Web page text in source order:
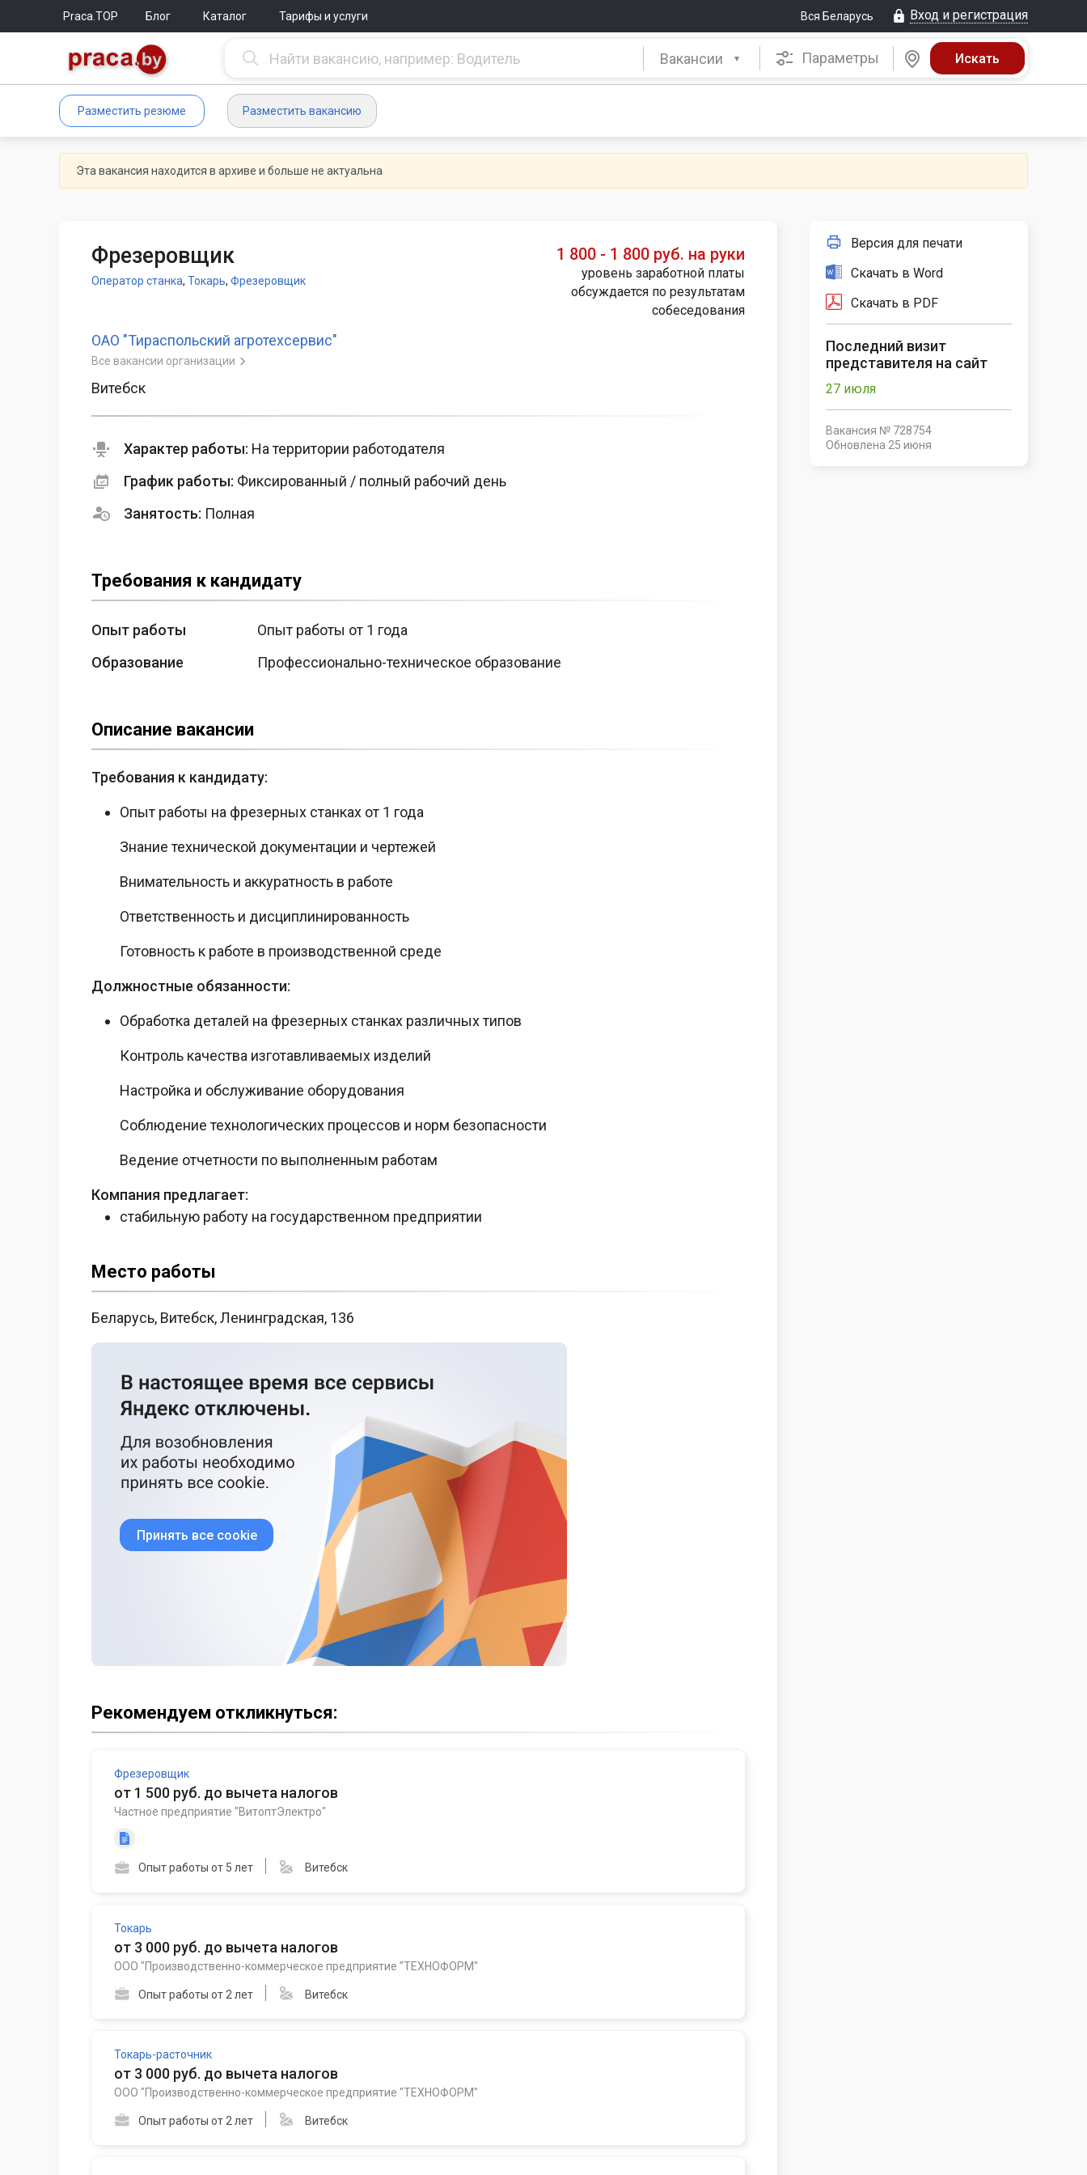
Praca.TOP Блог Каталог Тарифы и услуги Вся Беларусь Вход и регистрация
Вакансии Параметры
Разместить резюме Разместить вакансию
Эта вакансия находится в архиве и больше не актуальна
Фрезеровщик
Оператор станка, Токарь, Фрезеровщик
1 800 - 1 800 руб. на руки
уровень заработной платы
обсуждается по результатам
собеседования
ОАО "Тираспольский агротехсервис"
Все вакансии организации
Витебск
Характер работы: На территории работодателя
График работы: Фиксированный / полный рабочий день
Занятость: Полная
Требования к кандидату
Опыт работы
Опыт работы от 1 года
Образование
Профессионально-техническое образование
Описание вакансии
Требования к кандидату:
Опыт работы на фрезерных станках от 1 года
Знание технической документации и чертежей
Внимательность и аккуратность в работе
Ответственность и дисциплинированность
Готовность к работе в производственной среде
Должностные обязанности:
Обработка деталей на фрезерных станках различных типов
Контроль качества изготавливаемых изделий
Настройка и обслуживание оборудования
Соблюдение технологических процессов и норм безопасности
Ведение отчетности по выполненным работам
Компания предлагает:
стабильную работу на государственном предприятии
Место работы
Беларусь, Витебск, Ленинградская, 136
Принять все cookie
Рекомендуем откликнуться:
Фрезеровщик
от 1 500 руб. до вычета налогов
Частное предприятие "ВитоптЭлектро"
Опыт работы от 5 лет Витебск
Токарь
от 3 000 руб. до вычета налогов
ООО "Производственно-коммерческое предприятие "ТЕХНОФОРМ"
Опыт работы от 2 лет Витебск
Токарь-расточник
от 3 000 руб. до вычета налогов
ООО "Производственно-коммерческое предприятие "ТЕХНОФОРМ"
Опыт работы от 2 лет Витебск
Версия для печати
Скачать в Word
Скачать в PDF
Последний визит
представителя на сайт
27 июля
Вакансия № 728754
Обновлена 25 июня